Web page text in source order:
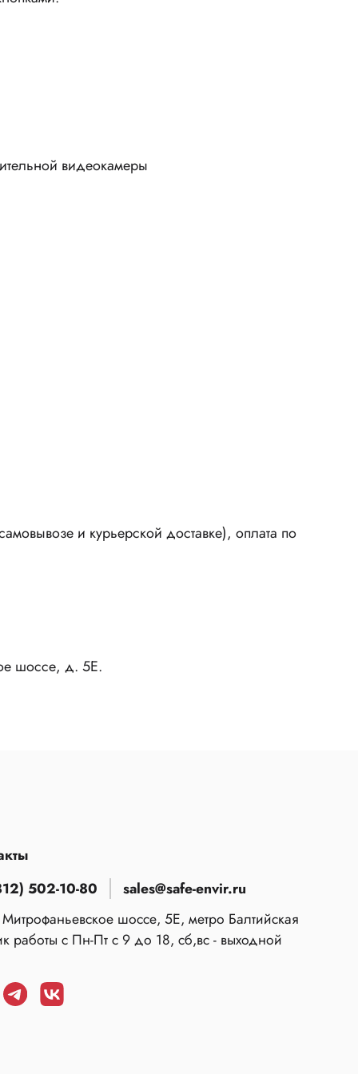
видеокамеры
и курьерской доставке), оплата по
шоссе, д. 5Е.
502-10-80
sales@safe-envir.ru
шоссе, 5Е, метро Балтийская
работы с Пн-Пт с 9 до 18, сб,вс - выходной